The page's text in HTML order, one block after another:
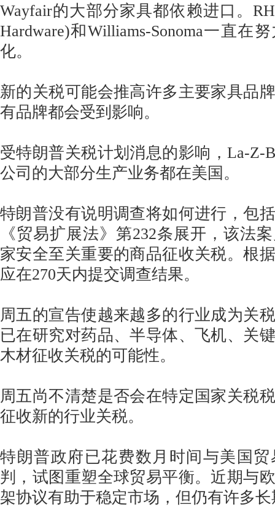
Wayfair的大部分家具都依赖进口。
Hardware)和Williams-Sonoma一直在
化。
新的关税可能会推高许多主要家具品
有品牌都会受到影响。
受特朗普关税计划消息的影响，La-Z-
公司的大部分生产业务都在美国。
特朗普没有说明调查将如何进行，包
《贸易扩展法》第232条展开，该法
家安全至关重要的商品征收关税。根
应在270天内提交调查结果。
周五的宣告使越来越多的行业成为关
已在研究对药品、半导体、飞机、关
木材征收关税的可能性。
周五尚不清楚是否会在特定国家关税
征收新的行业关税。
特朗普政府已花费数月时间与美国
判，试图重塑全球贸易平衡。近期与
架协议有助于稳定市场，但仍有许多